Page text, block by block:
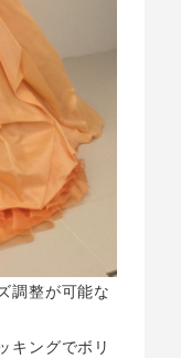
調整が可能な
キングでボリ